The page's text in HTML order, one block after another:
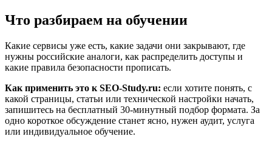
Что разбираем на обучении
Какие сервисы уже есть, какие задачи они закрывают, где
нужны российские аналоги, как распределить доступы и
какие правила безопасности прописать.
Как применить это к SEO-Study.ru: если хотите понять, с
какой страницы, статьи или технической настройки начать,
запишитесь на бесплатный 30-минутный подбор формата. За
одно короткое обсуждение станет ясно, нужен аудит, услуга
или индивидуальное обучение.